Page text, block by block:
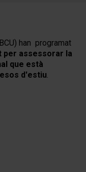
han programat
per assessorar la
que està
d'estiu.